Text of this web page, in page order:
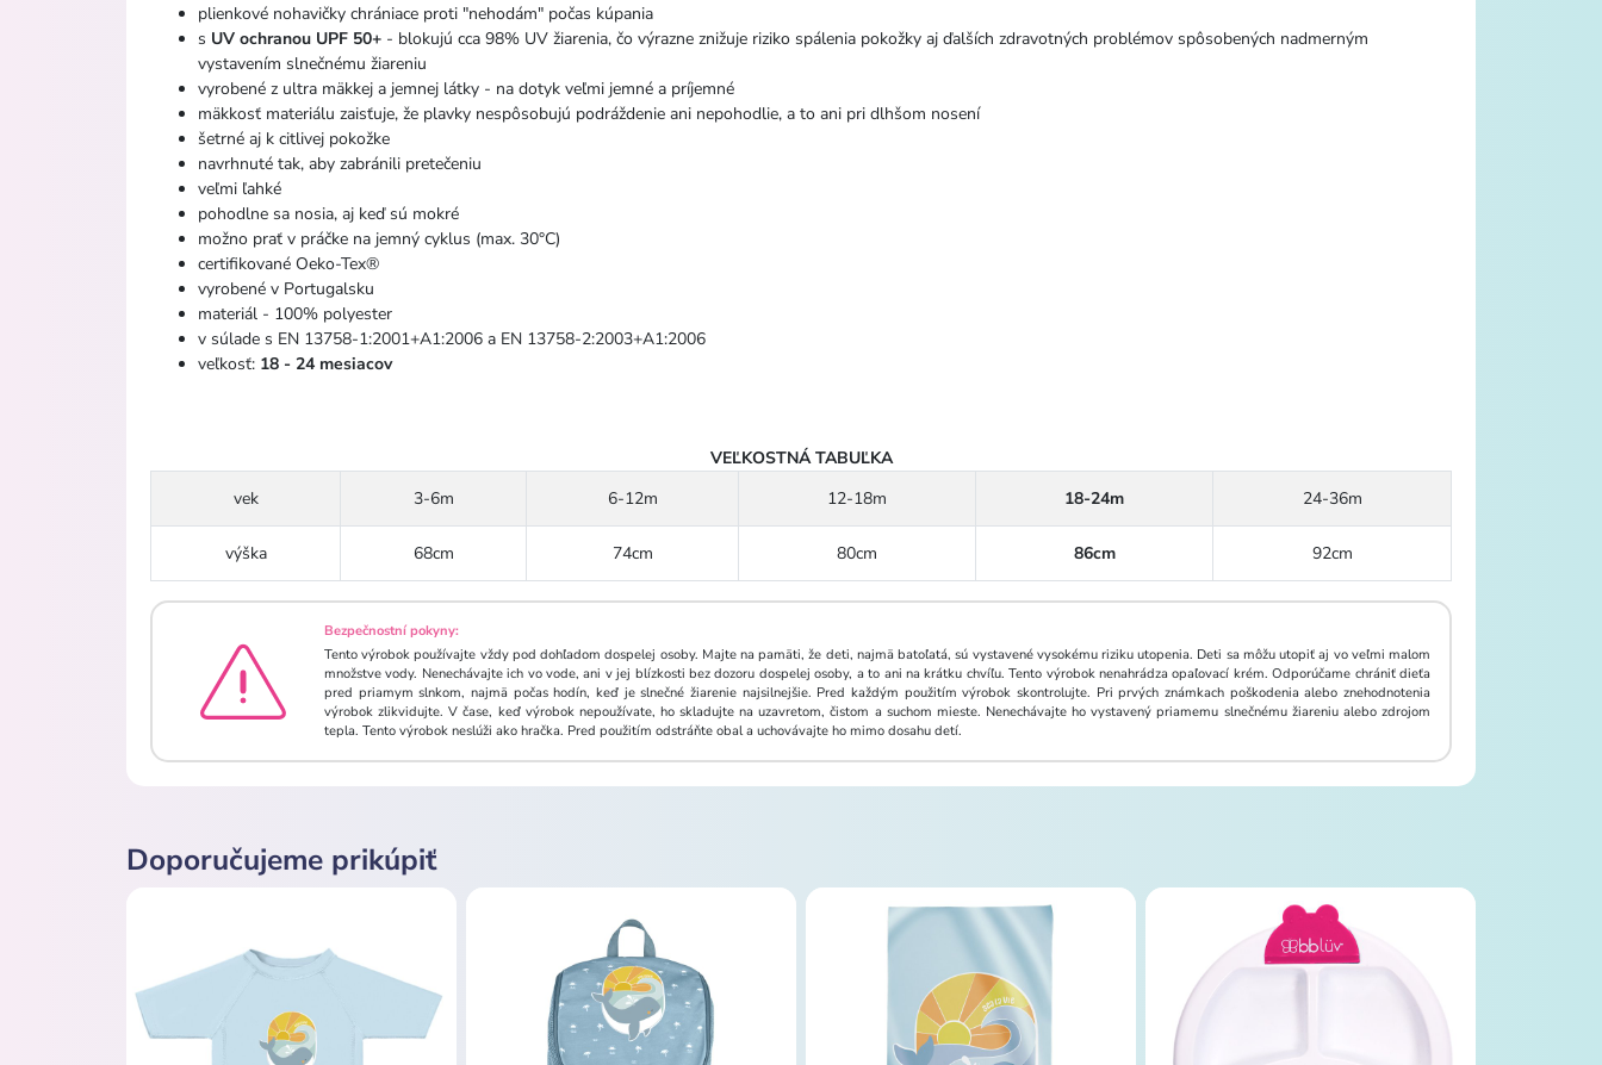
plienkové nohavičky chrániace proti "nehodám" počas kúpania
s UV ochranou UPF 50+ - blokujú cca 98% UV žiarenia, čo výrazne znižuje riziko spálenia pokožky aj ďalších zdravotných problémov spôsobených nadmerným
vystavením slnečnému žiareniu
vyrobené z ultra mäkkej a jemnej látky - na dotyk veľmi jemné a príjemné
mäkkosť materiálu zaisťuje, že plavky nespôsobujú podráždenie ani nepohodlie, a to ani pri dlhšom nosení
šetrné aj k citlivej pokožke
navrhnuté tak, aby zabránili pretečeniu
veľmi ľahké
pohodlne sa nosia, aj keď sú mokré
možno prať v práčke na jemný cyklus (max. 30°C)
certifikované Oeko-Tex®
vyrobené v Portugalsku
materiál - 100% polyester
v súlade s EN 13758-1:2001+A1:2006 a EN 13758-2:2003+A1:2006
veľkosť: 18 - 24 mesiacov
VEĽKOSTNÁ TABUĽKA
vek
3-6m 6-12m 12-18m 18-24m 24-36m
výška 68cm 74cm 80cm 86cm 92cm
Bezpečnostní pokyny:
Tento výrobok používajte vždy pod dohľadom dospelej osoby. Majte na pamäti, že deti, najmä batoľatá, sú vystavené vysokému riziku utopenia. Deti sa môžu utopiť aj vo veľmi malom
množstve vody. Nenechávajte ich vo vode, ani v jej blízkosti bez dozoru dospelej osoby, a to ani na krátku chvíľu. Tento výrobok nenahrádza opaľovací krém. Odporúčame chrániť dieťa
pred priamym slnkom, najmä počas hodín, keď je slnečné žiarenie najsilnejšie. Pred každým použitím výrobok skontrolujte. Pri prvých známkach poškodenia alebo znehodnotenia
výrobok zlikvidujte. V čase, keď výrobok nepoužívate, ho skladujte na uzavretom, čistom a suchom mieste. Nenechávajte ho vystavený priamemu slnečnému žiareniu alebo zdrojom
tepla. Tento výrobok neslúži ako hračka. Pred použitím odstráňte obal a uchovávajte ho mimo dosahu detí.
Doporučujeme prikúpiť